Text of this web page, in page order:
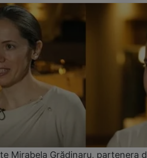
Mirabela Grădinaru, partenera